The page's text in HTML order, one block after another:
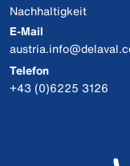
Nachhaltigkeit
E-Mail
Telefon
+43 (0)6225 3126